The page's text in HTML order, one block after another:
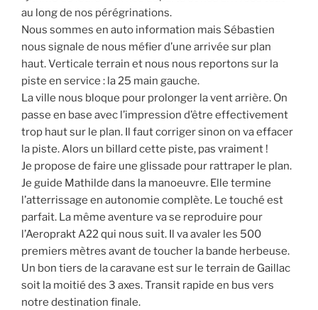
au long de nos pérégrinations.
Nous sommes en auto information mais Sébastien
nous signale de nous méfier d’une arrivée sur plan
haut. Verticale terrain et nous nous reportons sur la
piste en service : la 25 main gauche.
La ville nous bloque pour prolonger la vent arrière. On
passe en base avec l’impression d’être effectivement
trop haut sur le plan. Il faut corriger sinon on va effacer
la piste. Alors un billard cette piste, pas vraiment !
Je propose de faire une glissade pour rattraper le plan.
Je guide Mathilde dans la manoeuvre. Elle termine
l’atterrissage en autonomie complète. Le touché est
parfait. La même aventure va se reproduire pour
l’Aeroprakt A22 qui nous suit. Il va avaler les 500
premiers mètres avant de toucher la bande herbeuse.
Un bon tiers de la caravane est sur le terrain de Gaillac
soit la moitié des 3 axes. Transit rapide en bus vers
notre destination finale.